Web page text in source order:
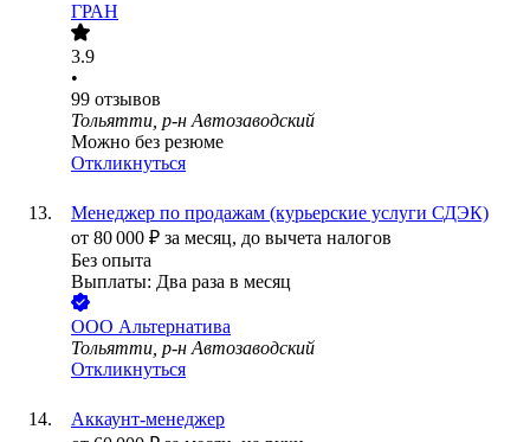
ГРАН
3.9
•
99 отзывов
Тольятти, р-н Автозаводский
Можно без резюме
Откликнуться
Менеджер по продажам (курьерские услуги СДЭК)
от 80 000 ₽ за месяц, до вычета налогов
Без опыта
Выплаты: Два раза в месяц
ООО Альтернатива
Тольятти, р-н Автозаводский
Откликнуться
Аккаунт-менеджер